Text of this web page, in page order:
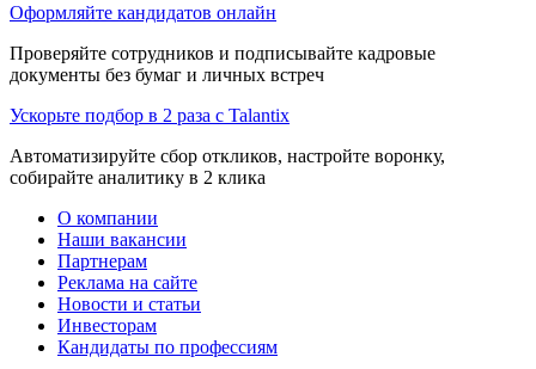
Оформляйте кандидатов онлайн
Проверяйте сотрудников и подписывайте кадровые
документы без бумаг и личных встреч
Ускорьте подбор в 2 раза с Talantix
Автоматизируйте сбор откликов, настройте воронку,
собирайте аналитику в 2 клика
О компании
Наши вакансии
Партнерам
Реклама на сайте
Новости и статьи
Инвесторам
Кандидаты по профессиям